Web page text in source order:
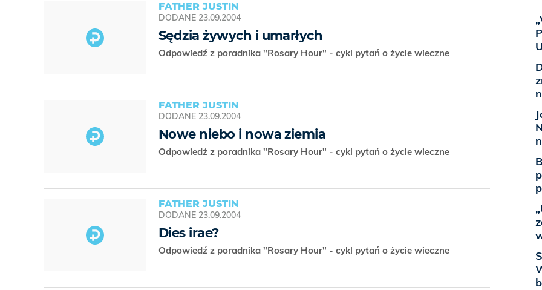
FATHER JUSTIN
DODANE 23.09.2004
Sędzia żywych i umarłych
Odpowiedź z poradnika "Rosary Hour" - cykl pytań o życie wieczne
FATHER JUSTIN
DODANE 23.09.2004
Nowe niebo i nowa ziemia
Odpowiedź z poradnika "Rosary Hour" - cykl pytań o życie wieczne
FATHER JUSTIN
DODANE 23.09.2004
Dies irae?
Odpowiedź z poradnika "Rosary Hour" - cykl pytań o życie wieczne